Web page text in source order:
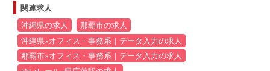
関連求人
沖縄県の求人
那覇市の求人
沖縄県×オフィス・事務系｜データ入力の求人
那覇市×オフィス・事務系｜データ入力の求人